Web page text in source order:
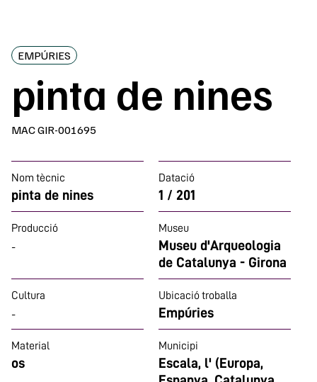
EMPÚRIES
pinta de nines
MAC GIR-001695
Nom tècnic
pinta de nines
Datació
1 / 201
Producció
-
Museu
Museu d'Arqueologia
de Catalunya - Girona
Cultura
-
Ubicació troballa
Empúries
Material
os
Municipi
Escala, l' (Europa,